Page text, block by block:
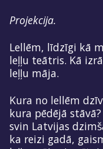
Projekcija.
Lellēm, līdzīgi kā
leļļu teātris. Kā
leļļu māja.
Kura no lellēm
kura pēdējā
svin Latvijas
ka reizi gadā,